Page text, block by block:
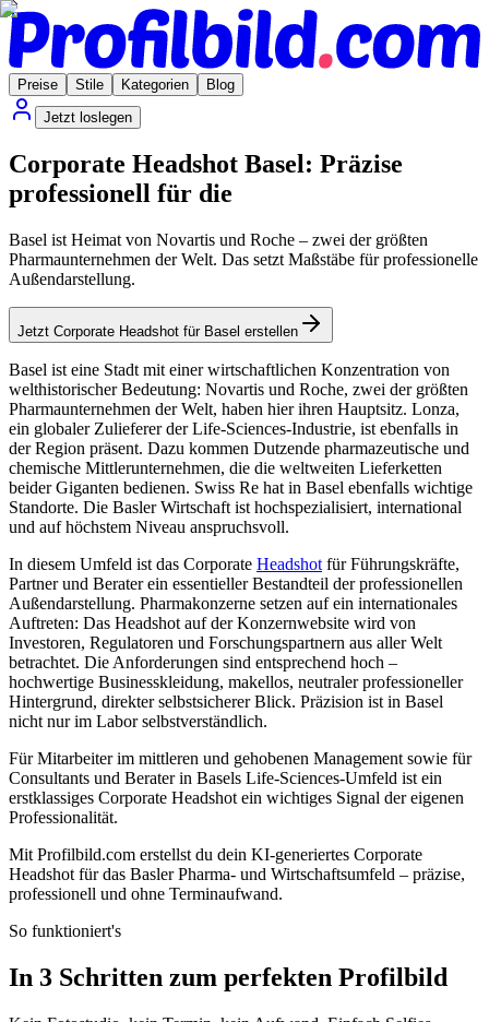
Preise Stile Kategorien
Blog
Jetzt loslegen
Corporate Headshot Basel: Präzise
professionell für die
Basel ist Heimat von Novartis und Roche – zwei der größten
Pharmaunternehmen der Welt. Das setzt Maßstäbe für professionelle
Außendarstellung.
Jetzt Corporate Headshot für Basel erstellen
Basel ist eine Stadt mit einer wirtschaftlichen Konzentration von
welthistorischer Bedeutung: Novartis und Roche, zwei der größten
Pharmaunternehmen der Welt, haben hier ihren Hauptsitz. Lonza,
ein globaler Zulieferer der Life-Sciences-Industrie, ist ebenfalls in
der Region präsent. Dazu kommen Dutzende pharmazeutische und
chemische Mittlerunternehmen, die die weltweiten Lieferketten
beider Giganten bedienen. Swiss Re hat in Basel ebenfalls wichtige
Standorte. Die Basler Wirtschaft ist hochspezialisiert, international
und auf höchstem Niveau anspruchsvoll.
In diesem Umfeld ist das Corporate Headshot für Führungskräfte,
Partner und Berater ein essentieller Bestandteil der professionellen
Außendarstellung. Pharmakonzerne setzen auf ein internationales
Auftreten: Das Headshot auf der Konzernwebsite wird von
Investoren, Regulatoren und Forschungspartnern aus aller Welt
betrachtet. Die Anforderungen sind entsprechend hoch –
hochwertige Businesskleidung, makellos, neutraler professioneller
Hintergrund, direkter selbstsicherer Blick. Präzision ist in Basel
nicht nur im Labor selbstverständlich.
Für Mitarbeiter im mittleren und gehobenen Management sowie für
Consultants und Berater in Basels Life-Sciences-Umfeld ist ein
erstklassiges Corporate Headshot ein wichtiges Signal der eigenen
Professionalität.
Mit Profilbild.com erstellst du dein KI-generiertes Corporate
Headshot für das Basler Pharma- und Wirtschaftsumfeld – präzise,
professionell und ohne Terminaufwand.
So funktioniert's
In 3 Schritten zum perfekten Profilbild